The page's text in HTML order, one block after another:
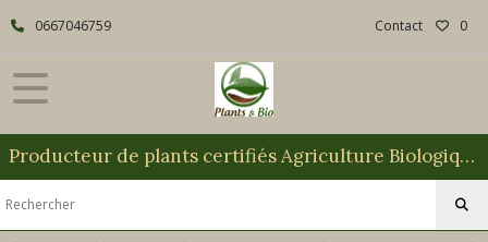
0667046759 Contact 0
Producteur de plants certifiés Agriculture Biologique